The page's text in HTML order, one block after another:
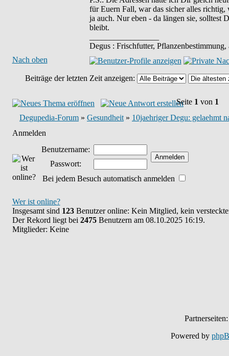
für Euern Fall, war das sicher alles
ja auch. Nur eben - da längen sie, solltest
bleibt.
Degus : Frischfutter,
Nach oben
Beiträge der letzten Zeit anzeigen:
Seite 1 von 1
Degupedia-Forum » Gesundheit » 10jaehriger Degu: gelaehmt
Anmelden
Benutzername:
Passwort:
Bei jedem Besuch automatisch anmelden
Wer ist online?
Insgesamt sind 123Benutzer online: Kein Mitglied, kein
Der Rekord liegt bei 2475Benutzern am 08.10.2025 16:19.
Mitglieder: Keine
Powered by